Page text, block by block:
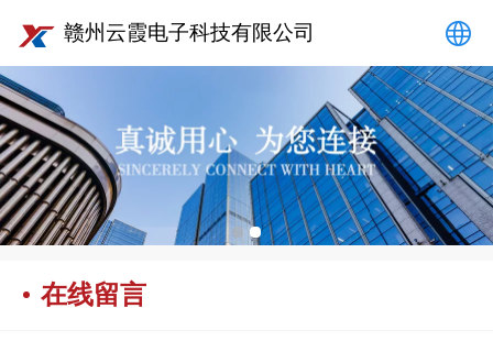
赣州云霞电子科技有限公司
中文
English
在线留言